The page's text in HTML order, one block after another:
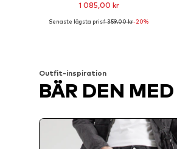
1 085,00 kr
Tillgänglig i många storlekar
Senaste lägsta pris:1 359,00 kr-20%
Outfit-inspiration
BÄR DEN MED